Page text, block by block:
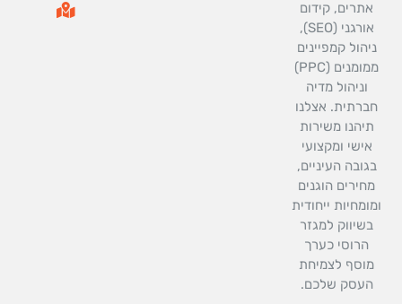
אתרים, קידום
אורגני (SEO),
קמפיינים
ממומנים (PPC)
וניהול מדיה
אצלנו
תיהנו משירות
אישי ומקצועי
העיניים,
הוגנים
ייחודית
בשיווק למגזר
הרוסי כערך
מוסף לצמיחת
העסק שלכם.